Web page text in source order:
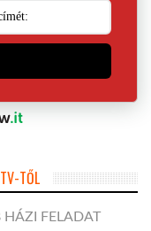
TŐL
HÁZI FELADAT